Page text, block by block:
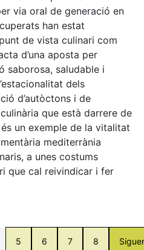
via oral de generació en
han estat
de vista culinari com
d’una aposta per
saborosa, saludable i
dels
d’autòctons i de
que està darrere de
un exemple de la vitalitat
mediterrània
a unes costums
que cal reivindicar i fer
5 6 7 8